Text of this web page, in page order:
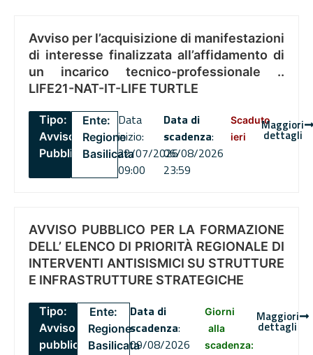
Avviso per l’acquisizione di manifestazioni
di interesse finalizzata all’affidamento di
un incarico tecnico-professionale ..
LIFE21-NAT-IT-LIFE TURTLE
Tipo:
Avviso
Pubblico
Ente:
Regione
Basilicata
Data
inizio:
22/07/2026
09:00
Data di
scadenza:
06/08/2026
23:59
Scaduto
ieri
Maggiori
dettagli
AVVISO PUBBLICO PER LA FORMAZIONE
DELL’ ELENCO DI PRIORITÀ REGIONALE DI
INTERVENTI ANTISISMICI SU STRUTTURE
E INFRASTRUTTURE STRATEGICHE
Tipo:
Avviso
pubblico
Ente:
Regione
Basilicata
Data di
scadenza:
09/08/2026
Giorni
alla
scadenza:
Maggiori
dettagli